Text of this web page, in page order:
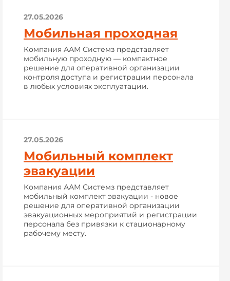
27.05.2026
Мобильная проходная
Компания ААМ Системз представляет
мобильную проходную — компактное
решение для оперативной организации
контроля доступа и регистрации персонала
в любых условиях эксплуатации.
27.05.2026
Мобильный комплект
эвакуации
Компания ААМ Системз представляет
мобильный комплект эвакуации - новое
решение для оперативной организации
эвакуационных мероприятий и регистрации
персонала без привязки к стационарному
рабочему месту.